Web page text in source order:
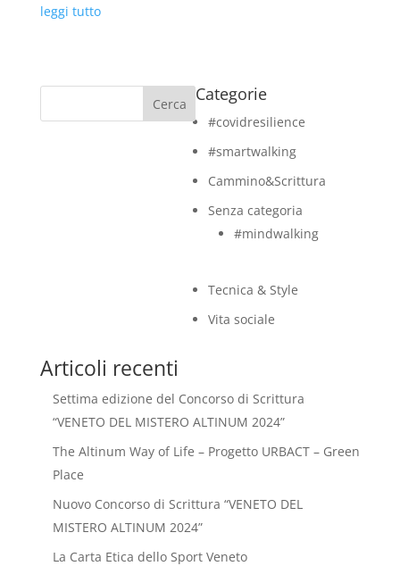
leggi tutto
Cerca Categorie
#covidresilience
#smartwalking
Cammino&Scrittura
Senza categoria
#mindwalking
Tecnica & Style
Vita sociale
Articoli recenti
Settima edizione del Concorso di Scrittura
“VENETO DEL MISTERO ALTINUM 2024”
The Altinum Way of Life – Progetto URBACT – Green
Place
Nuovo Concorso di Scrittura “VENETO DEL
MISTERO ALTINUM 2024”
La Carta Etica dello Sport Veneto